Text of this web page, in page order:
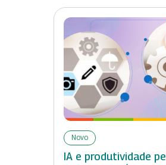
Novo
IA e produtividade